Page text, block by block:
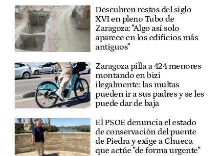
Descubren restos del siglo
XVI en pleno Tubo de
Zaragoza: "Algo así solo
aparece en los edificios más
antiguos"
Zaragoza pilla a 424 menores
montando en bizi
ilegalmente: las multas
pueden ir a sus padres y se les
puede dar de baja
El PSOE denuncia el estado
de conservación del puente
de Piedra y exige a Chueca
que actúe "de forma urgente"